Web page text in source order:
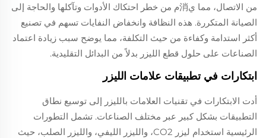
من الاتصال، مما ي消م من خطر احتكاك الأدوات وتآكلها والحاجة إلى
الصيانة المتكررة. هذه النظافة وانخفاض النفايات تسهم في تصنيع
أكثر استدامة وكفاءة من حيث التكلفة، مما يوضح سبب زيادة اعتماد
الصناعات على حلول قطع الليزر بدلاً من البدائل التقليدية.
ابتكارات في تطبيقات علامات الليزر
أدت الابتكارات في تقنيات العلامات بالليزر إلى توسيع نطاق
التطبيقات بشكل كبير عبر مختلف الصناعات. تشمل التطورات
الرئيسية استخدام ليزر CO2، والليزر الليفي، والليزر الصلب، حيث